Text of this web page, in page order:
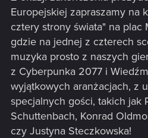
Europejskiej zapraszamy na
cztery strony świata" na plac
gdzie na jednej z czterech
muzyka prosto z naszych
z Cyberpunka 2077 i
wyjątkowych aranżacjach, z
specjalnych gości, takich jak
Schuttenbach, Konrad
czy Justyna Steczkowska!